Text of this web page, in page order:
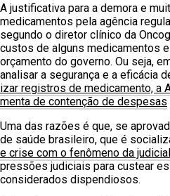
A justificativa para a demora e
medicamentos pela agência
segundo o diretor clínico da
custos de alguns medicamentos
orçamento do governo. Ou seja,
analisar a segurança e a eficácia
izar registros de medicamento, a
menta de contenção de despesas
Uma das razões é que, se
de saúde brasileiro, que é
e crise com o fenômeno da
pressões judiciais para custear
considerados dispendiosos.